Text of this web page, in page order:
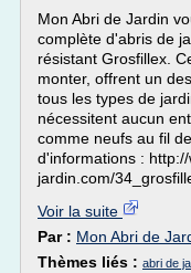
Mon Abri de Jardin
complète d'abris de
résistant Grosfillex.
monter, offrent un
tous les types de
nécessitent aucun
comme neufs au fil
d'informations :
jardin.com/
Voir la suite
Par : Mon Abri de
Thèmes liés : abri de